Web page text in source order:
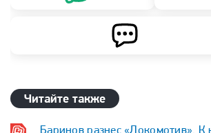
Читайте также
Баринов разнес «Локомотив». К